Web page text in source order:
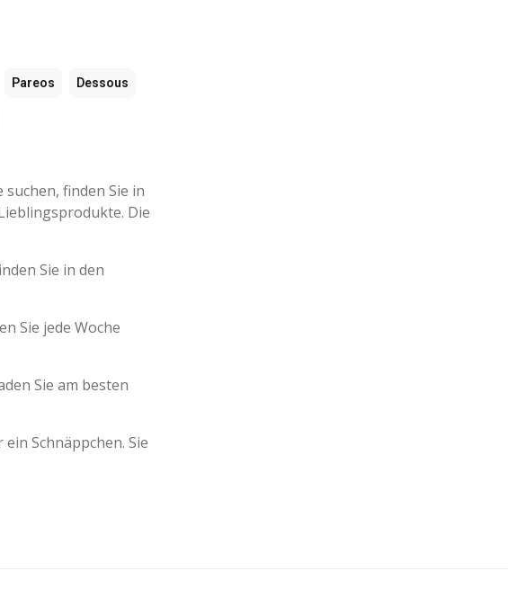
Pareos Dessous
finden Sie in
Die
Sie in den
Sie jede Woche
Sie am besten
Schnäppchen. Sie